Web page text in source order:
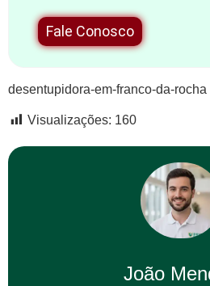
Fale Conosco
desentupidora-em-franco-da-rocha
Visualizações: 160
João